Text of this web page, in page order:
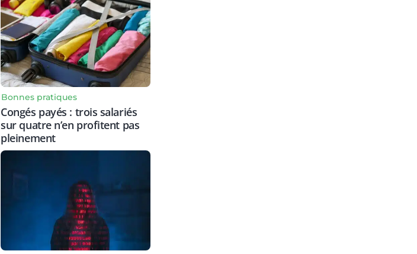
Bonnes pratiques
Congés payés : trois salariés
sur quatre n’en profitent pas
pleinement